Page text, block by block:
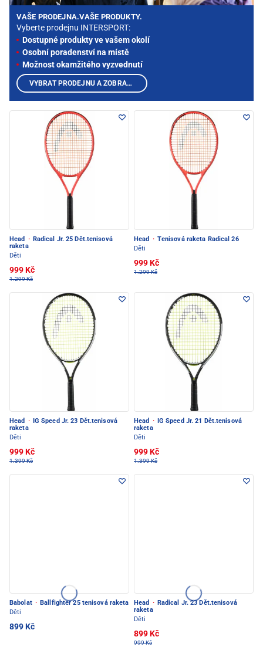
Head · Radical Jr. 25 Dět.tenisová
raketa
Děti
999 Kč
1.299 Kč
Head · Tenisová raketa Radical 26
Děti
999 Kč
1.299 Kč
Head ·
IG Speed Jr. 23 Dět.tenisová
raketa
Děti
999 Kč
1.399 Kč
Head ·
IG Speed Jr. 21 Dět.tenisová
raketa
Děti
999 Kč
1.399 Kč
Babolat · Ballfighter 25 tenisová raketa
Děti
899 Kč
Head · Radical Jr. 23 Dět.tenisová
raketa
Děti
899 Kč
999 Kč
VAŠE PRODEJNA.VAŠE PRODUKTY.
Vyberte prodejnu INTERSPORT:
Dostupné produkty ve vašem okolí
Osobní poradenství na místě
Možnost okamžitého vyzvednutí
VYBRAT PRODEJNU A ZOBRAZIT PRODUKTY